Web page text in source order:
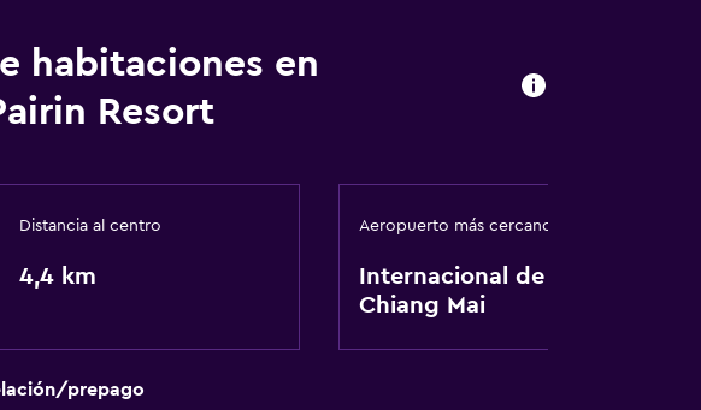
básicos
habitaciones en
Resort
Distancia al centro
4,4 km
Aeropuerto más cercano
Internacional de
Chiang Mai
prepago